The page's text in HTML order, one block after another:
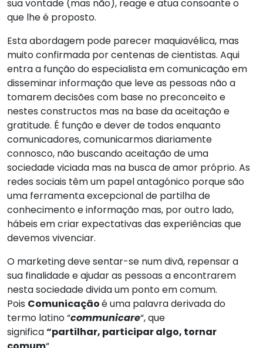
sua vontade (mas não), reage e atua consoante o
que lhe é proposto.
Esta abordagem pode parecer maquiavélica, mas
muito confirmada por centenas de cientistas. Aqui
entra a função do especialista em comunicação em
disseminar informação que leve as pessoas não a
tomarem decisões com base no preconceito e
nestes constructos mas na base da aceitação e
gratitude. É função e dever de todos enquanto
comunicadores, comunicarmos diariamente
connosco, não buscando aceitação de uma
sociedade viciada mas na busca de amor próprio. As
redes sociais têm um papel antagónico porque são
uma ferramenta excepcional de partilha de
conhecimento e informação mas, por outro lado,
hábeis em criar expectativas das experiências que
devemos vivenciar.
O marketing deve sentar-se num divã, repensar a
sua finalidade e ajudar as pessoas a encontrarem
nesta sociedade divida um ponto em comum.
Pois Comunicaçãoé uma palavra derivada do
termo latino “communicare“, que
significa“partilhar, participar algo, tornar